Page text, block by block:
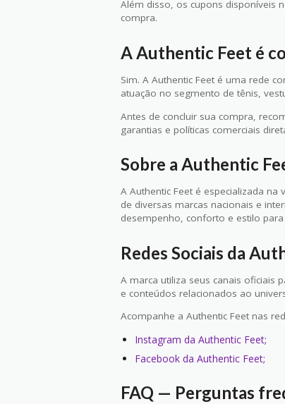
Além disso, os cupons disponíveis
compra.
A Authentic Feet é
Sim. A Authentic Feet é uma rede
atuação no segmento de tênis,
Antes de concluir sua compra,
garantias e políticas comerciais
Sobre a Authentic
A Authentic Feet é especializada
de diversas marcas nacionais e
desempenho, conforto e estilo
Redes Sociais da
A marca utiliza seus canais oficiais
e conteúdos relacionados ao
Acompanhe a Authentic Feet nas
Instagram da Authentic Feet;
Facebook da Authentic Feet;
FAQ — Perguntas